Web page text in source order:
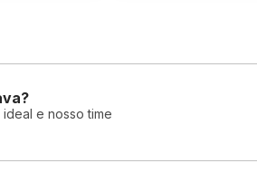
e nosso time